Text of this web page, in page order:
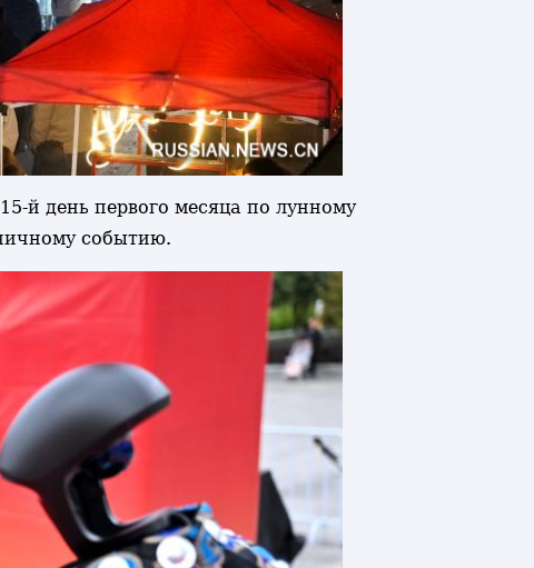
й день первого месяца по лунному
событию.